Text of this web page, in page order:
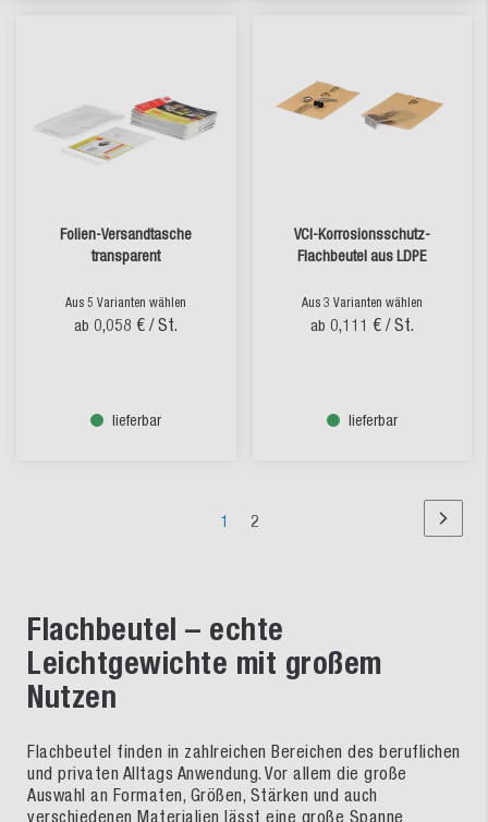
Folien-Versandtasche
transparent
Aus 5 Varianten wählen
ab 0,058 € / St.
lieferbar
VCI-Korrosionsschutz-
Flachbeutel aus LDPE
Aus 3 Varianten wählen
ab 0,111 € / St.
lieferbar
Sie
1 Seite
2
Seite
Flachbeutel – echte
Leichtgewichte mit großem
Nutzen
Flachbeutel finden in zahlreichen Bereichen des beruflichen
und privaten Alltags Anwendung. Vor allem die große
Auswahl an Formaten, Größen, Stärken und auch
verschiedenen Materialien lässt eine große Spanne